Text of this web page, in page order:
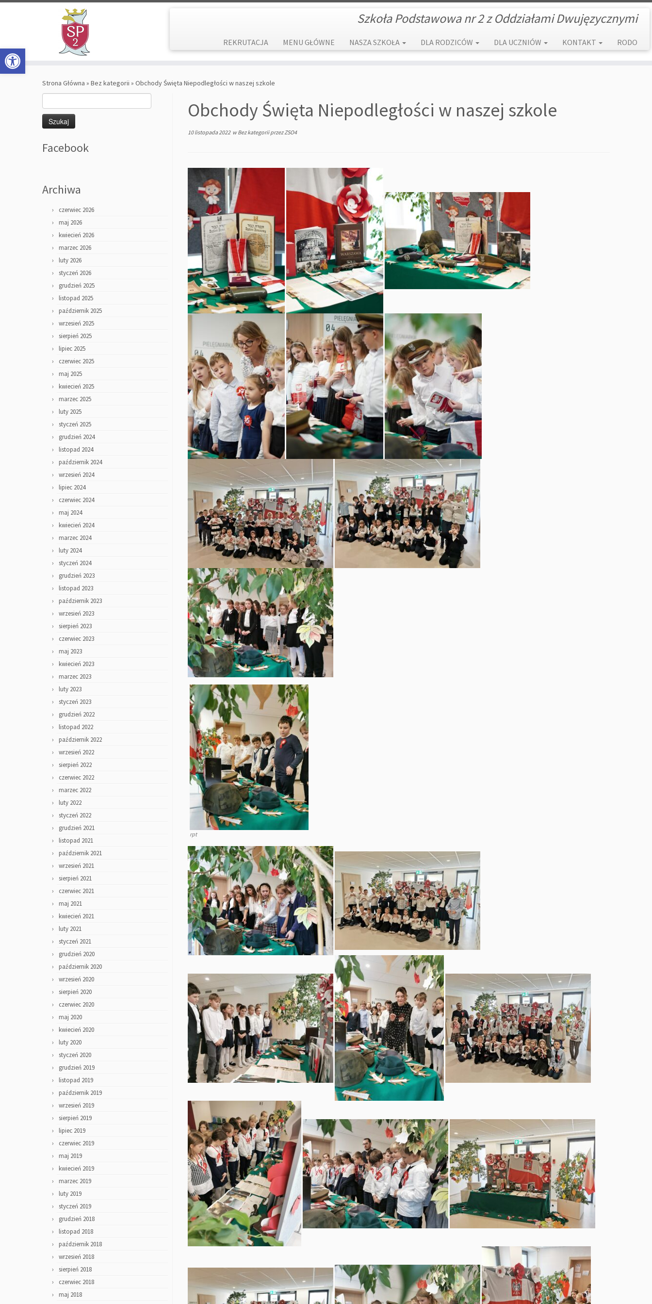
Open toolbar
Skip
Szkoła Podstawowa nr 2 z Oddziałami Dwujęzycznymi
REKRUTACJA MENU GŁÓWNE NASZA SZKOŁA DLA RODZICÓW DLA UCZNIÓW KONTAKT RODO
Strona Główna » Bez kategorii » Obchody Święta Niepodległości w naszej szkole
Facebook
Archiwa
czerwiec 2026
maj 2026
kwiecień 2026
marzec 2026
luty 2026
styczeń 2026
grudzień 2025
listopad 2025
październik 2025
wrzesień 2025
sierpień 2025
lipiec 2025
czerwiec 2025
maj 2025
kwiecień 2025
marzec 2025
luty 2025
styczeń 2025
grudzień 2024
listopad 2024
październik 2024
wrzesień 2024
lipiec 2024
czerwiec 2024
maj 2024
kwiecień 2024
marzec 2024
luty 2024
styczeń 2024
grudzień 2023
listopad 2023
październik 2023
wrzesień 2023
sierpień 2023
czerwiec 2023
maj 2023
kwiecień 2023
marzec 2023
luty 2023
styczeń 2023
grudzień 2022
listopad 2022
październik 2022
wrzesień 2022
sierpień 2022
czerwiec 2022
marzec 2022
luty 2022
styczeń 2022
grudzień 2021
listopad 2021
październik 2021
wrzesień 2021
sierpień 2021
czerwiec 2021
maj 2021
kwiecień 2021
luty 2021
styczeń 2021
grudzień 2020
październik 2020
wrzesień 2020
sierpień 2020
czerwiec 2020
maj 2020
kwiecień 2020
luty 2020
styczeń 2020
grudzień 2019
listopad 2019
październik 2019
wrzesień 2019
sierpień 2019
lipiec 2019
czerwiec 2019
maj 2019
kwiecień 2019
marzec 2019
luty 2019
styczeń 2019
grudzień 2018
listopad 2018
październik 2018
wrzesień 2018
sierpień 2018
czerwiec 2018
maj 2018
Obchody Święta Niepodległości w naszej szkole
10 listopada 2022wBez kategoriiprzezZSO4
rpt